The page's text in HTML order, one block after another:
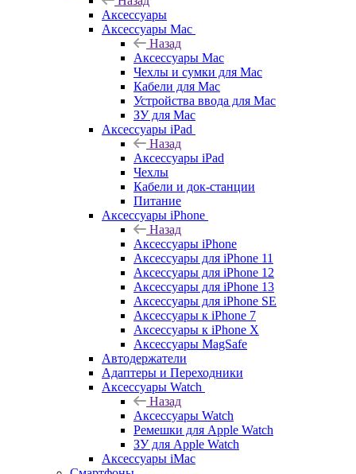
Аксессуары
Аксессуары Mac
Назад
Аксессуары Mac
Чехлы и сумки для Mac
Кабели для Mac
Устройства ввода для Mac
ЗУ для Mac
Аксессуары iPad
Назад
Аксессуары iPad
Чехлы
Кабели и док-станции
Питание
Аксессуары iPhone
Назад
Аксессуары iPhone
Аксессуары для iPhone 11
Аксессуары для iPhone 12
Аксессуары для iPhone 13
Аксессуары для iPhone SE
Аксессуары к iPhone 7
Аксессуары к iPhone X
Аксессуары MagSafe
Автодержатели
Адаптеры и Переходники
Аксессуары Watch
Назад
Аксессуары Watch
Ремешки для Apple Watch
ЗУ для Apple Watch
Аксессуары iMac